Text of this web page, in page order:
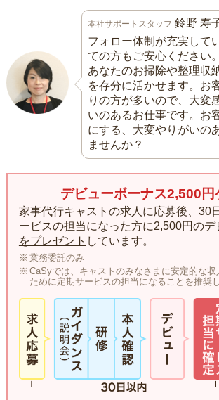
本社サポートスタッフ 鈴野 寿
フォロー体制が充実して
ての方もご安心ください。
あなたのお掃除や整理収
を存分に活かせます。お
りの方が多いので、大変
いのあるお仕事です。お
にする、大変やりがいの
ませんか？
デビューボーナス2,500円
家事代行キャストの求人に応募後、30
ービスの担当になった方に2,500円のデ
をプレゼント しています。
業務委託のみ
CaSyでは、キャストのみなさまに安定的な収
ために定期サービスの担当になることを推奨